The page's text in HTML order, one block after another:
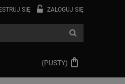
SIĘ ZALOGUJ SIĘ
(PUSTY)